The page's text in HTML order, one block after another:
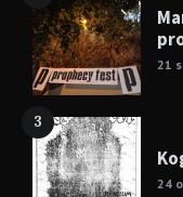
21
3
24